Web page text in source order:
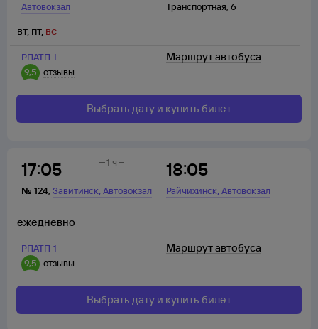
Автовокзал
Транспортная, 6
РПАТП-1
9,5
отзывы
вт, пт, вс
Маршрут автобуса
Выбрать дату и купить билет
17:05
№ 124, Завитинск,Автовокзал
18:05
Райчихинск,Автовокзал
1 ч
РПАТП-1
9,5
отзывы
ежедневно
Маршрут автобуса
Выбрать дату и купить билет